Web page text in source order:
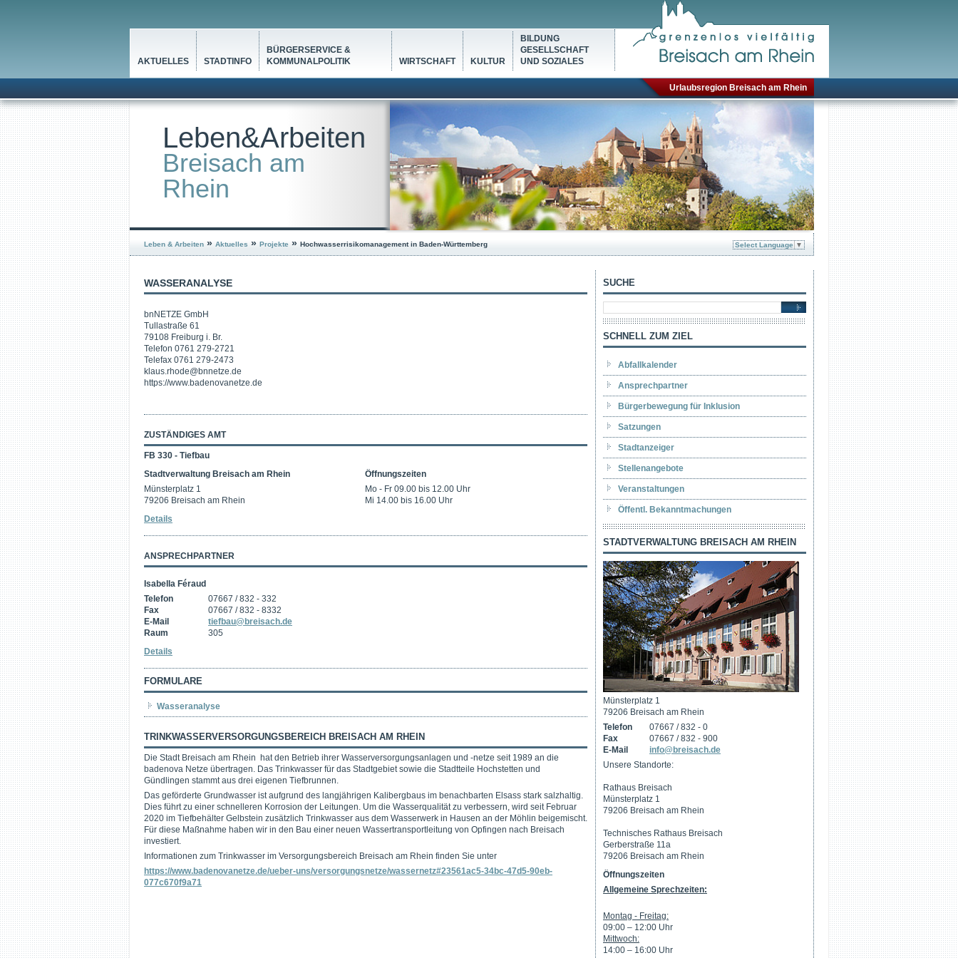
AKTUELLES STADTINFO
BÜRGERSERVICE &
KOMMUNALPOLITIK
WIRTSCHAFT KULTUR
BILDUNG
GESELLSCHAFT
UND SOZIALES
Urlaubsregion Breisach am Rhein
Leben&Arbeiten
Breisach am
Rhein
Leben & Arbeiten » Aktuelles » Projekte » Hochwasserrisikomanagement in Baden-Württemberg Select Language ▼
WASSERANALYSE
bnNETZE GmbH
Tullastraße 61
79108 Freiburg i. Br.
Telefon 0761 279-2721
Telefax 0761 279-2473
klaus.rhode@bnnetze.de
https://www.badenovanetze.de
ZUSTÄNDIGES AMT
FB 330 - Tiefbau
Stadtverwaltung Breisach am Rhein
Münsterplatz 1
79206 Breisach am Rhein
Details
Öffnungszeiten
Mo - Fr 09.00 bis 12.00 Uhr
Mi 14.00 bis 16.00 Uhr
ANSPRECHPARTNER
Isabella Féraud
Telefon
07667 / 832 - 332
Fax
07667 / 832 - 8332
E-Mail
tiefbau@breisach.de
Raum
305
Details
FORMULARE
Wasseranalyse
TRINKWASSERVERSORGUNGSBEREICH BREISACH AM RHEIN
Die Stadt Breisach am Rhein hat den Betrieb ihrer Wasserversorgungsanlagen und -netze seit 1989 an die
badenova Netze übertragen. Das Trinkwasser für das Stadtgebiet sowie die Stadtteile Hochstetten und
Gündlingen stammt aus drei eigenen Tiefbrunnen.
Das geförderte Grundwasser ist aufgrund des langjährigen Kalibergbaus im benachbarten Elsass stark salzhaltig.
Dies führt zu einer schnelleren Korrosion der Leitungen. Um die Wasserqualität zu verbessern, wird seit Februar
2020 im Tiefbehälter Gelbstein zusätzlich Trinkwasser aus dem Wasserwerk in Hausen an der Möhlin beigemischt.
Für diese Maßnahme haben wir in den Bau einer neuen Wassertransportleitung von Opfingen nach Breisach
investiert.
Informationen zum Trinkwasser im Versorgungsbereich Breisach am Rhein finden Sie unter
https://www.badenovanetze.de/ueber-uns/versorgungsnetze/wassernetz#23561ac5-34bc-47d5-90eb-
077c670f9a71
SUCHE
SCHNELL ZUM ZIEL
Abfallkalender
Ansprechpartner
Bürgerbewegung für Inklusion
Satzungen
Stadtanzeiger
Stellenangebote
Veranstaltungen
Öffentl. Bekanntmachungen
STADTVERWALTUNG BREISACH AM RHEIN
Münsterplatz 1
79206 Breisach am Rhein
Telefon
07667 / 832 - 0
Fax
07667 / 832 - 900
E-Mail
info@breisach.de
Unsere Standorte:
Rathaus Breisach
Münsterplatz 1
79206 Breisach am Rhein
Technisches Rathaus Breisach
Gerberstraße 11a
79206 Breisach am Rhein
Öffnungszeiten
Allgemeine Sprechzeiten:
Montag - Freitag:
09:00 – 12:00 Uhr
Mittwoch:
14:00 – 16:00 Uhr